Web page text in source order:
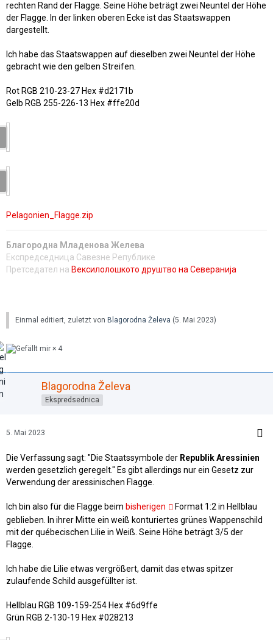
rechten Rand der Flagge. Seine Höhe beträgt zwei Neuntel der Höhe
der Flagge. In der linken oberen Ecke ist das Staatswappen
dargestellt.
Ich habe das Staatswappen auf dieselben zwei Neuntel der Höhe
gebracht wie den gelben Streifen.
Rot RGB 210-23-27 Hex #d2171b
Gelb RGB 255-226-13 Hex #ffe20d
Pelagonien_Flagge.zip
Благородна Младенова Желева
Експредседница Савезне Републике
Претседател на Вексилолошкото друштво на Северанија
Einmal editiert, zuletzt von Blagorodna Želeva (5. Mai 2023)
4
Blagorodna Želeva
Ekspredsednica
5. Mai 2023
Die Verfassung sagt: "Die Staatssymbole der Republik Aressinien
werden gesetzlich geregelt." Es gibt allerdings nur ein Gesetz zur
Verwendung der aressinischen Flagge.
Ich bin also für die Flagge beim bisherigen
Format 1:2 in Hellblau
geblieben. In ihrer Mitte ein weiß konturiertes grünes Wappenschild
mit der québecischen Lilie in Weiß. Seine Höhe beträgt 3/5 der
Flagge.
Ich habe die Lilie etwas vergrößert, damit das etwas spitzer
zulaufende Schild ausgefüllter ist.
Hellblau RGB 109-159-254 Hex #6d9ffe
Grün RGB 2-130-19 Hex #028213